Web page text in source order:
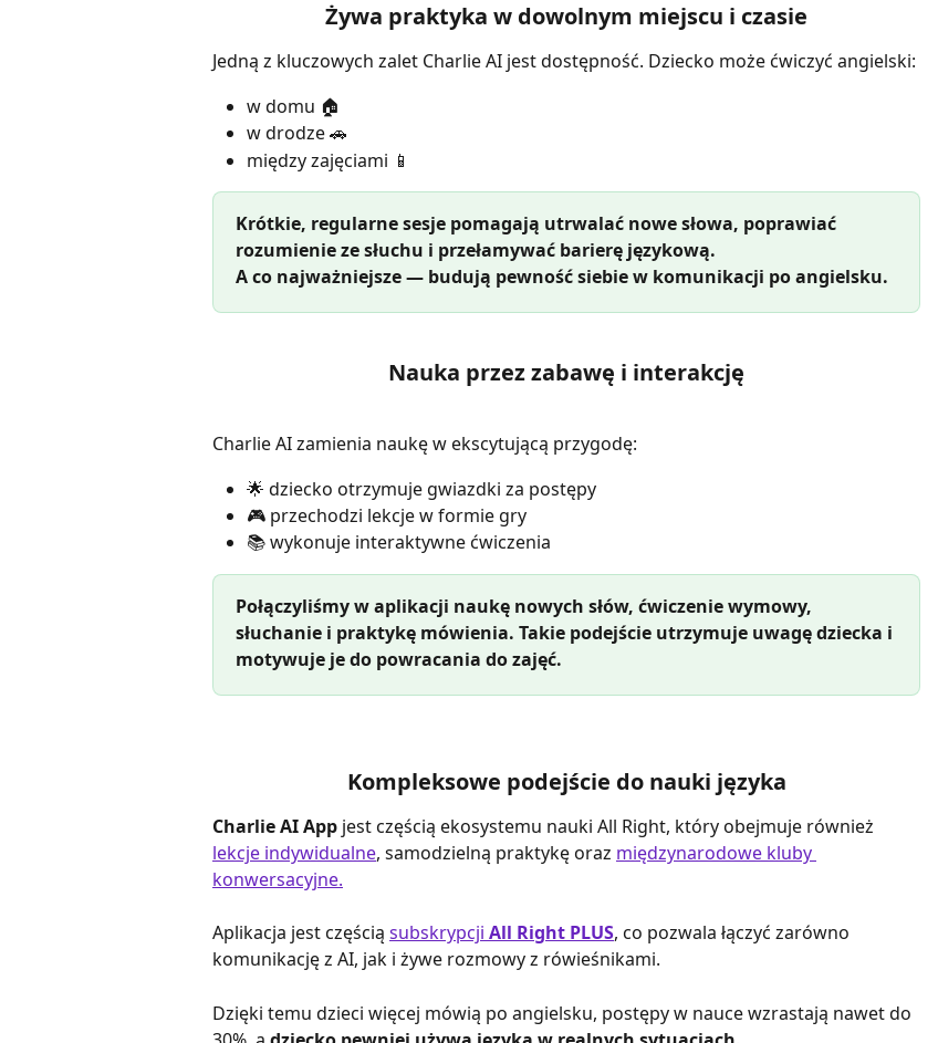
Żywa praktyka w dowolnym miejscu i czasie
Jedną z kluczowych zalet Charlie AI jest dostępność. Dziecko może ćwiczyć angielski:
w domu 🏠
w drodze 🚗
między zajęciami 📱
Krótkie, regularne sesje pomagają utrwalać nowe słowa, poprawiać
rozumienie ze słuchu i przełamywać barierę językową.
A co najważniejsze — budują pewność siebie w komunikacji po angielsku.
Nauka przez zabawę i interakcję
Charlie AI zamienia naukę w ekscytującą przygodę:
🌟 dziecko otrzymuje gwiazdki za postępy
🎮 przechodzi lekcje w formie gry
📚 wykonuje interaktywne ćwiczenia
Połączyliśmy w aplikacji naukę nowych słów, ćwiczenie wymowy,
słuchanie i praktykę mówienia. Takie podejście utrzymuje uwagę dziecka i
motywuje je do powracania do zajęć.
Kompleksowe podejście do nauki języka
Charlie AI App jest częścią ekosystemu nauki All Right, który obejmuje również
lekcje indywidualne, samodzielną praktykę oraz międzynarodowe kluby
konwersacyjne.
Aplikacja jest częścią subskrypcji All Right PLUS, co pozwala łączyć zarówno
komunikację z AI, jak i żywe rozmowy z rówieśnikami.
Dzięki temu dzieci więcej mówią po angielsku, postępy w nauce wzrastają nawet do